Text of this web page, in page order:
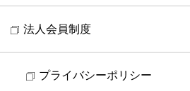
法人会員制度
プライバシーポリシー